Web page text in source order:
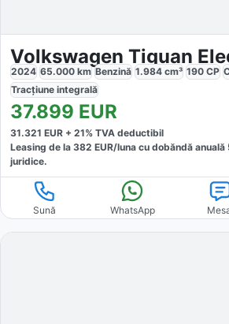
Volkswagen Tiguan
2024 65.000 km Benzină 1.984 cm³ 190 CP
Tracțiune integrală
37.899 EUR
31.321 EUR + 21% TVA deductibil
Leasing de la 382 EUR/luna cu dobăndă anuală
juridice.
Sună WhatsApp